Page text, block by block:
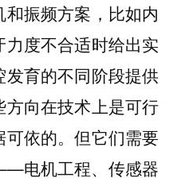
振频方案，比如内
度不合适时给出实
育的不同阶段提供
向在技术上是可行
依的。但它们需要
电机工程、传感器